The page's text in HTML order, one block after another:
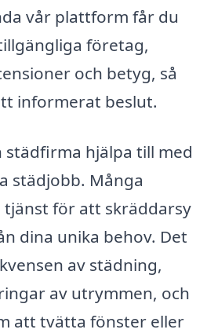
vår plattform får du
företag,
och betyg, så
informerat beslut.
städfirma hjälpa till med
städjobb. Många
för att skräddarsy
dina unika behov. Det
av städning,
av utrymmen, och
att tvätta fönster eller